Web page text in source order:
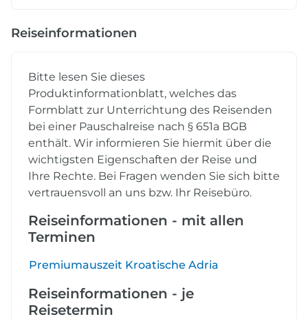
Reiseinformationen
Bitte lesen Sie dieses
Produktinformationblatt, welches das
Formblatt zur Unterrichtung des Reisenden
bei einer Pauschalreise nach § 651a BGB
enthält. Wir informieren Sie hiermit über die
wichtigsten Eigenschaften der Reise und
Ihre Rechte. Bei Fragen wenden Sie sich bitte
vertrauensvoll an uns bzw. Ihr Reisebüro.
Reiseinformationen - mit allen
Terminen
Premiumauszeit Kroatische Adria
Reiseinformationen - je
Reisetermin